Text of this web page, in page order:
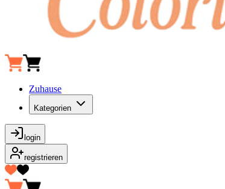
Zuhause
Kategorien
login
registrieren